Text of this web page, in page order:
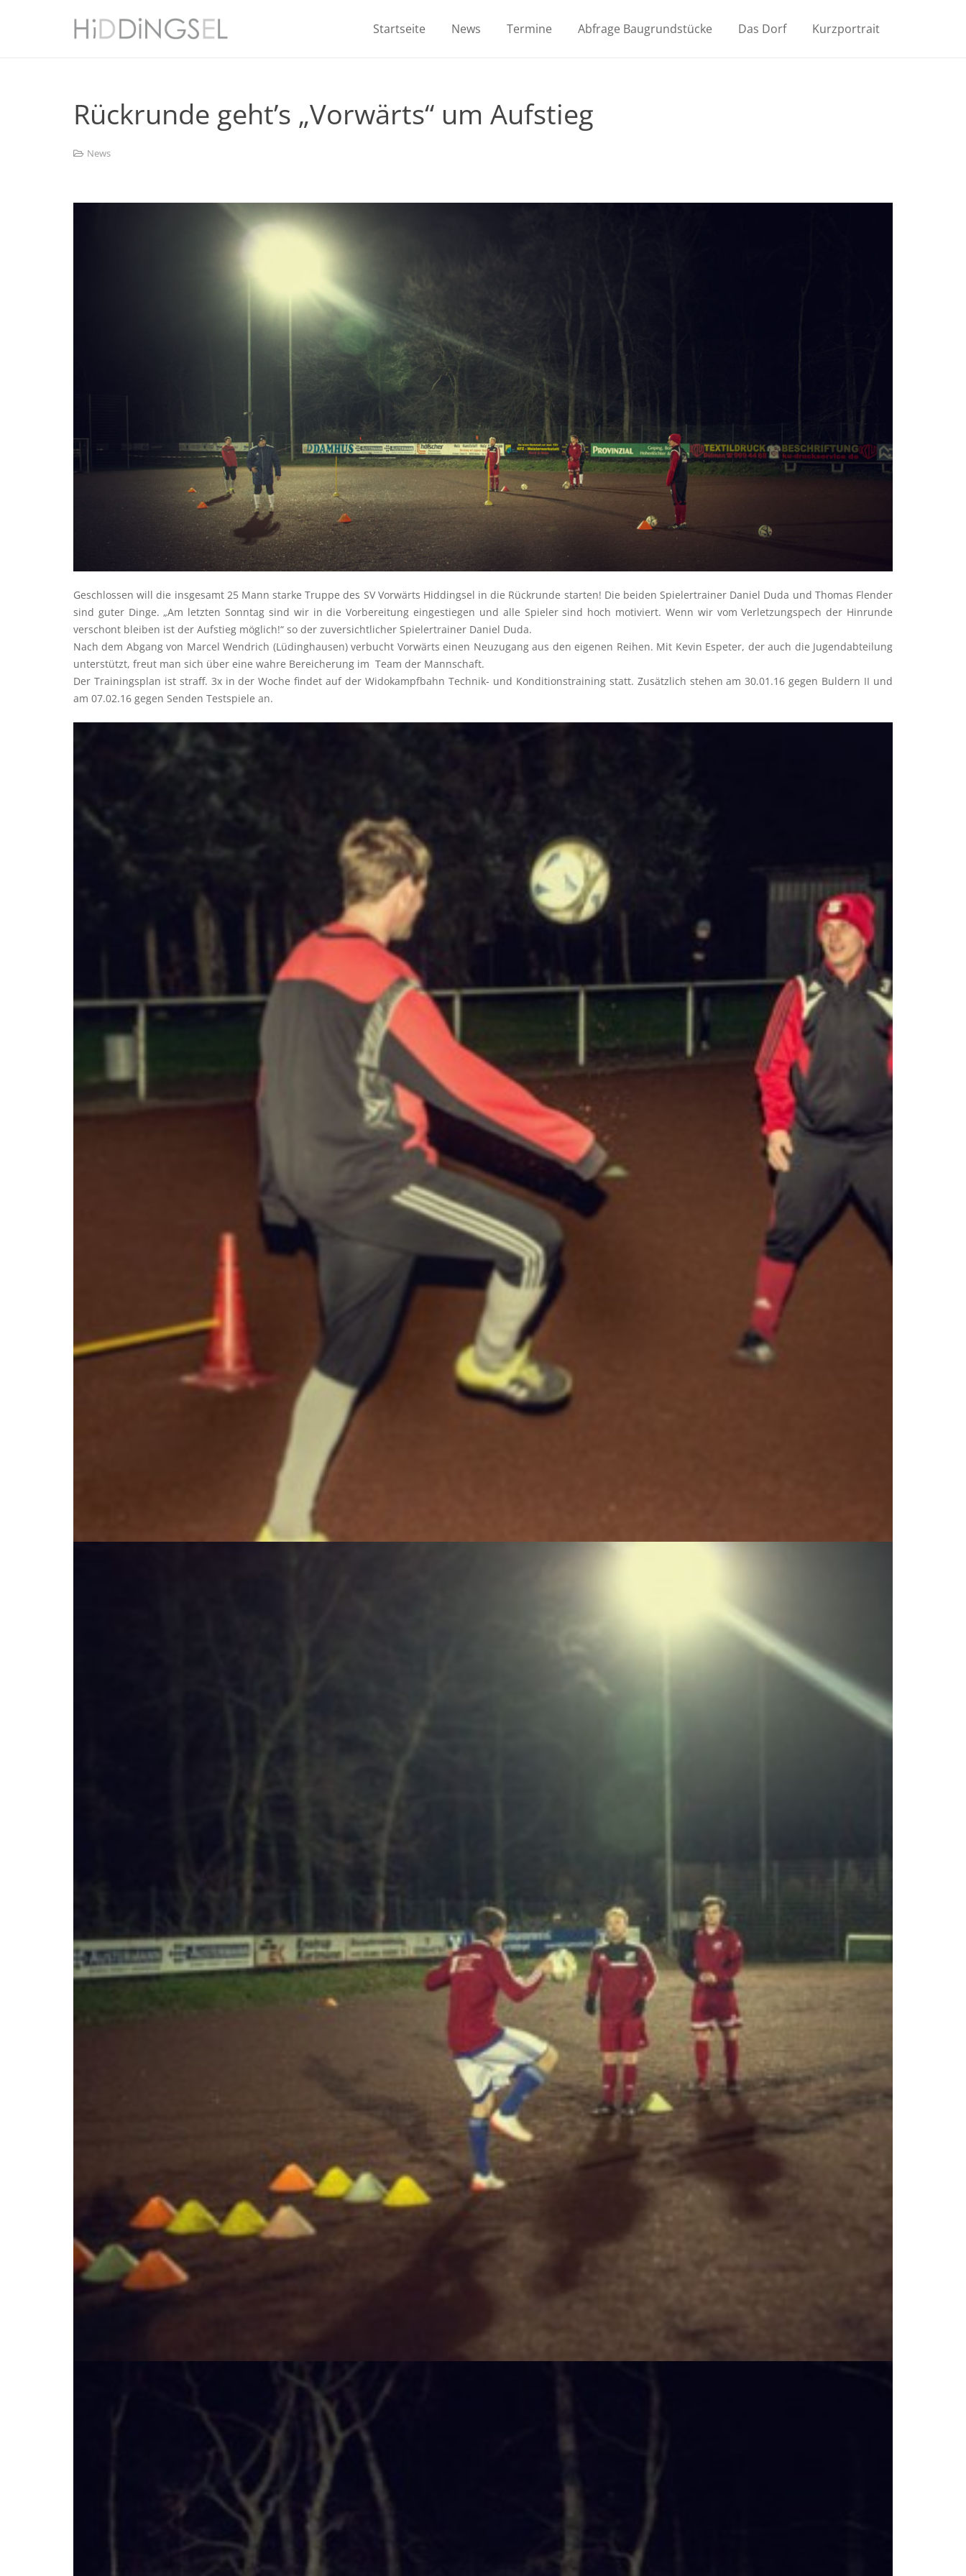
Startseite News Termine Abfrage Baugrundstücke Das Dorf Kurzportrait
Rückrunde geht’s „Vorwärts“ um Aufstieg
News
Geschlossen will die insgesamt 25 Mann starke Truppe des SV Vorwärts Hiddingsel in die Rückrunde starten! Die beiden Spielertrainer Daniel Duda und Thomas Flender
sind guter Dinge. „Am letzten Sonntag sind wir in die Vorbereitung eingestiegen und alle Spieler sind hoch motiviert. Wenn wir vom Verletzungspech der Hinrunde
verschont bleiben ist der Aufstieg möglich!“ so der zuversichtlicher Spielertrainer Daniel Duda.
Nach dem Abgang von Marcel Wendrich (Lüdinghausen) verbucht Vorwärts einen Neuzugang aus den eigenen Reihen. Mit Kevin Espeter, der auch die Jugendabteilung
unterstützt, freut man sich über eine wahre Bereicherung im Team der Mannschaft.
Der Trainingsplan ist straff. 3x in der Woche findet auf der Widokampfbahn Technik- und Konditionstraining statt. Zusätzlich stehen am 30.01.16 gegen Buldern II und
am 07.02.16 gegen Senden Testspiele an.